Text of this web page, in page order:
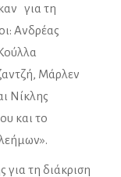
για τη
Ανδρέας
Μάρλεν
Νίκλης
και το
τη διάκριση